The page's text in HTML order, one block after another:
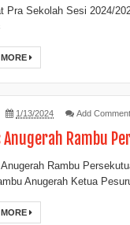
Pra Sekolah Sesi 2024/
1/13/2024 Add Comment
Anugerah Rambu
Rambu
Anugerah Ketua